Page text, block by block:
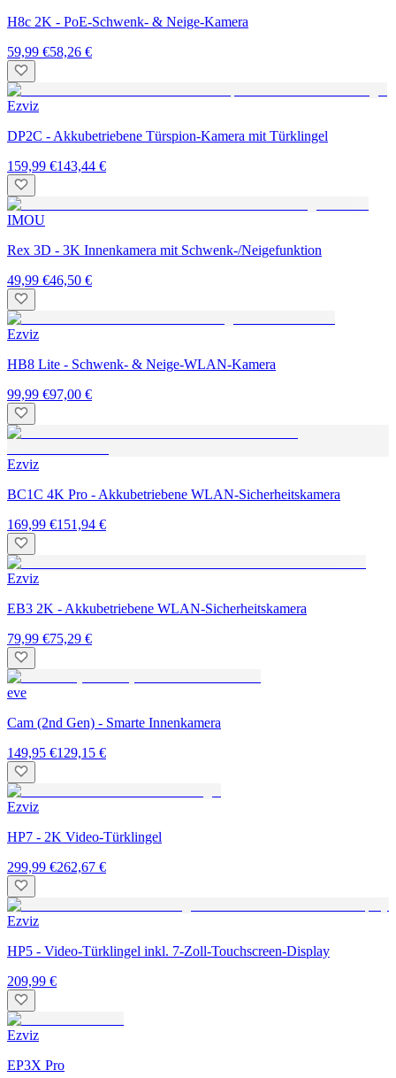
H8c 2K - PoE-Schwenk- & Neige-Kamera
59,99 €58,26 €
Ezviz
DP2C - Akkubetriebene Türspion-Kamera mit Türklingel
159,99 €143,44 €
IMOU
Rex 3D - 3K Innenkamera mit Schwenk-/Neigefunktion
49,99 €46,50 €
Ezviz
HB8 Lite - Schwenk- & Neige-WLAN-Kamera
99,99 €97,00 €
Ezviz
BC1C 4K Pro - Akkubetriebene WLAN-Sicherheitskamera
169,99 €151,94 €
Ezviz
EB3 2K - Akkubetriebene WLAN-Sicherheitskamera
79,99 €75,29 €
eve
Cam (2nd Gen) - Smarte Innenkamera
149,95 €129,15 €
Ezviz
HP7 - 2K Video-Türklingel
299,99 €262,67 €
Ezviz
HP5 - Video-Türklingel inkl. 7-Zoll-Touchscreen-Display
209,99 €
Ezviz
EP3X Pro